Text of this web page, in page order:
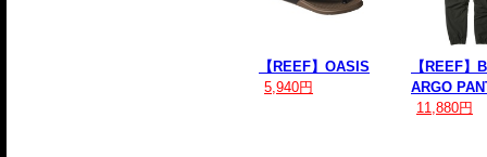
【REEF】OASIS
5,940円
【REEF】
ARGO
11,880円